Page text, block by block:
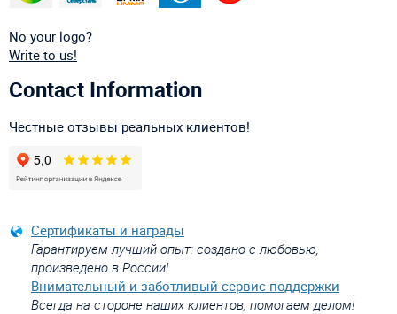
No your logo?
Write to us!
Contact Information
Честные отзывы реальных клиентов!
Сертификаты и награды
Гарантируем лучший опыт: создано с любовью,
произведено в России!
Внимательный и заботливый сервис поддержки
Всегда на стороне наших клиентов, помогаем делом!